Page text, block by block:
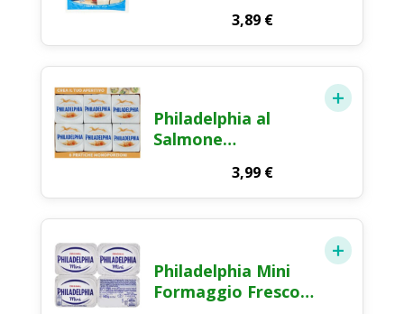
3,89 €
Philadelphia al
Salmone
Spalmabile 6x25g
3,99 €
Philadelphia Mini
Formaggio Fresco